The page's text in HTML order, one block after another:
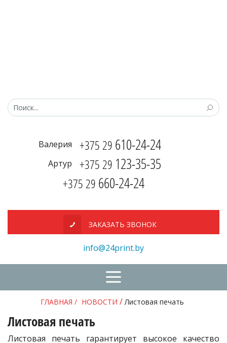
Валерия +375 29 610-24-24
Артур +375 29 123-35-35
+375 29 660-24-24
ЗАКАЗАТЬ ЗВОНОК
info@24print.by
ГЛАВНАЯ / НОВОСТИ /Листовая печать
Листовая печать
Листовая печать гарантирует высокое качество